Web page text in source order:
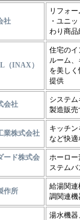
社
リフォ
・ユニ
わり商品
INAX）
住宅のイ
ルーム
を美し
提供
社
システ
製造販売
株式会社
キッチ
など快適
ド株式会
ホーロー
ステム
所
給湯関連
調関連機
湯水機器